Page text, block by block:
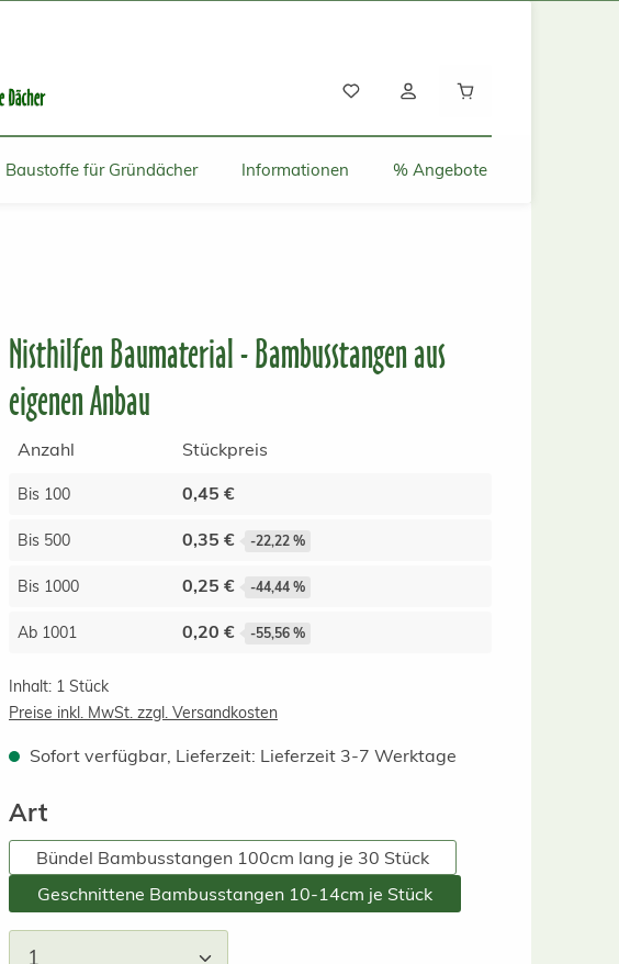
Baustoffe für Gründächer Informationen % Angebote
Nisthilfen Baumaterial - Bambusstangen aus
eigenen Anbau
Anzahl Stückpreis
Bis 100 0,45 €
Bis 500 0,35 € -22,22 %
Bis 1000 0,25 € -44,44 %
Ab 1001 0,20 € -55,56 %
Inhalt: 1 Stück
Preise inkl. MwSt. zzgl. Versandkosten
Sofort verfügbar, Lieferzeit: Lieferzeit 3-7 Werktage
Artauswählen
Bündel Bambusstangen 100cm lang je 30 Stück
Geschnittene Bambusstangen 10-14cm je Stück
Produkt Anzahl: Gib den gewünschten Wert ein